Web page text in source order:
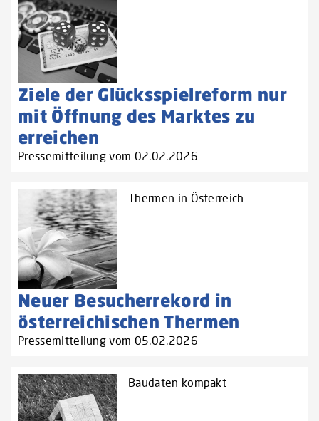
Ziele der Glücksspielreform nur
mit Öffnung des Marktes zu
erreichen
Pressemitteilung vom 02.02.2026
Thermen in Österreich
Neuer Besucherrekord in
österreichischen Thermen
Pressemitteilung vom 05.02.2026
Baudaten kompakt